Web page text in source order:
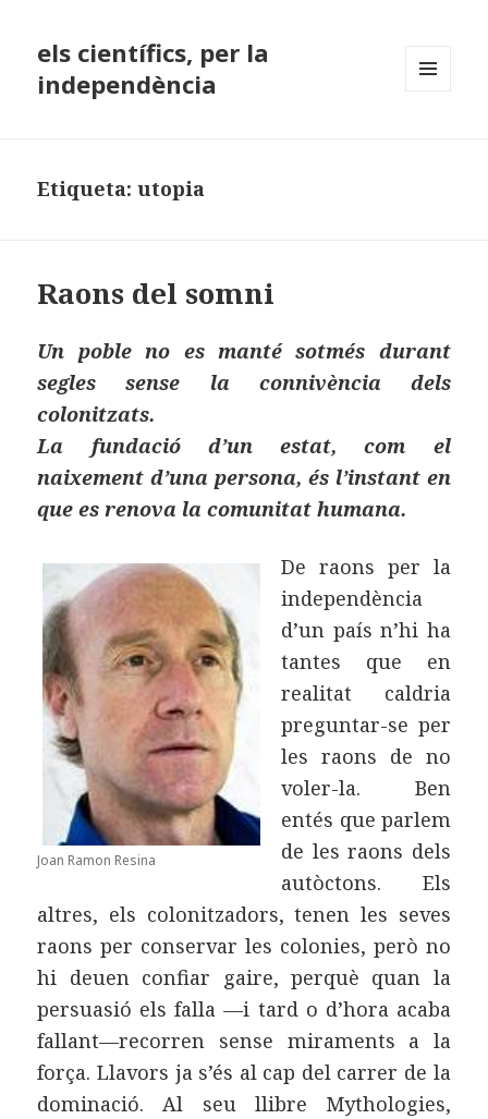
els científics, per la
independència
Etiqueta:utopia
Raons del somni
Un poble no es manté sotmés durant
segles sense la connivència dels
colonitzats.
La fundació d’un estat, com el
naixement d’una persona, és l’instant en
que es renova la comunitat humana.
Joan Ramon Resina
De raons per la
independència
d’un país n’hi ha
tantes que en
realitat caldria
preguntar-se per
les raons de no
voler-la. Ben
entés que parlem
de les raons dels
autòctons. Els
altres, els colonitzadors, tenen les seves
raons per conservar les colonies, però no
hi deuen confiar gaire, perquè quan la
persuasió els falla —i tard o d’hora acaba
fallant—recorren sense miraments a la
força. Llavors ja s’és al cap del carrer de la
dominació. Al seu llibre Mythologies,